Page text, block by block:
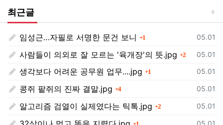
최근글
등록일
05.01
임성근…자필로 서명한 문건 보니 1
등록일
05.01
사람들이 의외로 잘 모르는 '육개장'의 뜻.jpg 2댓글
등록일
05.01
생각보다 어려운 공무원 업무....jpg 1
등록일
05.01
콩쥐 팥쥐의 진짜 결말.jpg 4댓글
등록일
05.01
알고리즘 검열이 실제였다는 틱톡.jpg 2댓글
등록일
05.01